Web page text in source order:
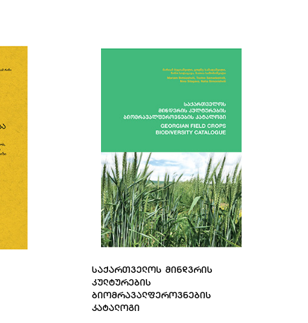
ᲡᲐᲥᲐᲠᲗᲕᲔᲚᲝᲡ ᲛᲘᲜᲓᲕᲠᲘᲡ
ᲙᲣᲚᲢᲣᲠᲔᲑᲘᲡ
ᲑᲘᲝᲛᲠᲐᲕᲐᲚᲤᲔᲠᲝᲕᲜᲔᲑᲘᲡ
ᲙᲐᲢᲐᲚᲝᲒᲘ